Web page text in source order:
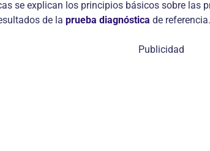
se explican los principios básicos sobre
de la prueba diagnóstica de referencia.
Publicidad